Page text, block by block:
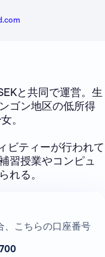
と共同で運営。生
ゴン地区の低所得
。
ビティーが行われて
習授業やコンピュ
れる。
、こちらの口座番号